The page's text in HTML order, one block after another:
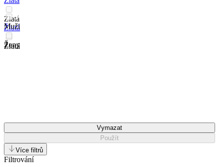
Zlatá
Žlutá
Žlutá
Muži
Ženy
Vymazat
Použít
Více filtrů
Filtrování